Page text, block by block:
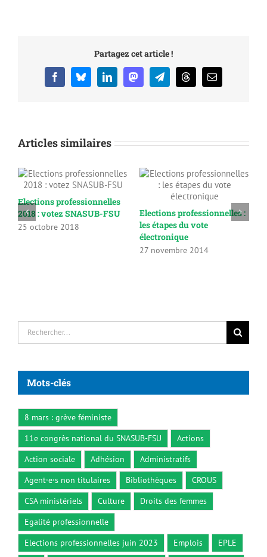
Partagez cet article !
FacebookBlueskyLinkedInMastodonTelegramThreadsEmail
Articles similaires
Elections professionnelles
2018 : votez SNASUB-FSU
25 octobre 2018
Elections professionnelles :
les étapes du vote
électronique
27 novembre 2014
Rechercher:
Mots-clés
8 mars : grève féministe
11e congrès national du SNASUB-FSU
Actions
Action sociale
Adhésion
Administratifs
Agent·e·s non titulaires
Bibliothèques
CROUS
CSA ministériels
Culture
Droits des femmes
Egalité professionnelle
Elections professionnelles juin 2023
Emplois EPLE